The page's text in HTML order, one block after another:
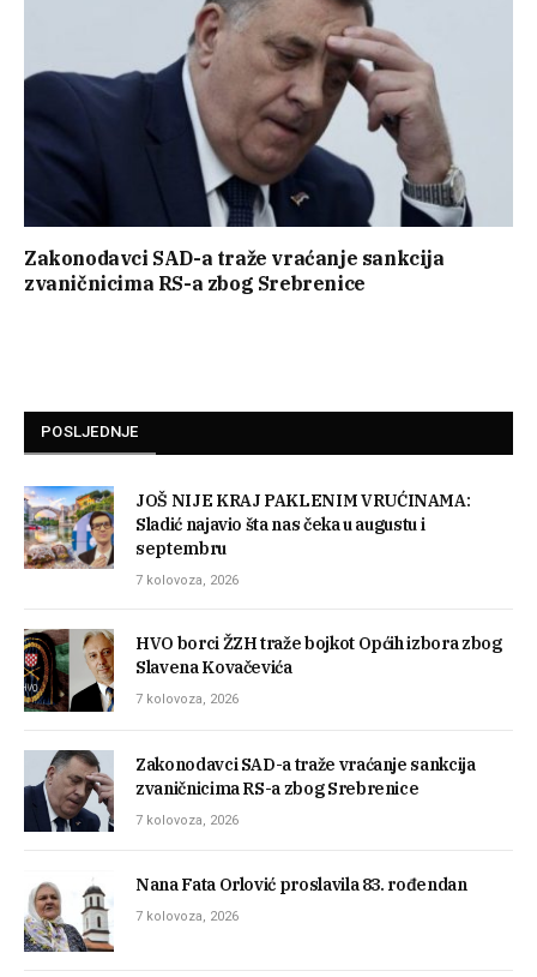
Zakonodavci SAD-a traže vraćanje sankcija
zvaničnicima RS-a zbog Srebrenice
POSLJEDNJE
JOŠ NIJE KRAJ PAKLENIM VRUĆINAMA:
Sladić najavio šta nas čeka u augustu i
septembru
7 kolovoza, 2026
HVO borci ŽZH traže bojkot Općih izbora zbog
Slavena Kovačevića
7 kolovoza, 2026
Zakonodavci SAD-a traže vraćanje sankcija
zvaničnicima RS-a zbog Srebrenice
7 kolovoza, 2026
Nana Fata Orlović proslavila 83. rođendan
7 kolovoza, 2026